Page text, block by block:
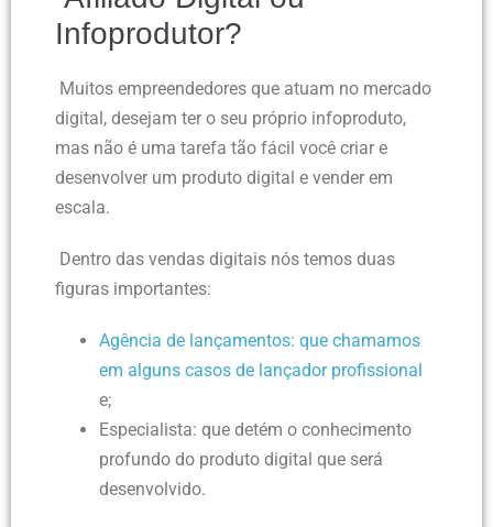
Infoprodutor?
Muitos empreendedores que atuam no mercado
digital, desejam ter o seu próprio infoproduto,
mas não é uma tarefa tão fácil você criar e
desenvolver um produto digital e vender em
escala.
Dentro das vendas digitais nós temos duas
figuras importantes:
Agência de lançamentos: que chamamos
em alguns casos de lançador profissional
e;
Especialista: que detém o conhecimento
profundo do produto digital que será
desenvolvido.